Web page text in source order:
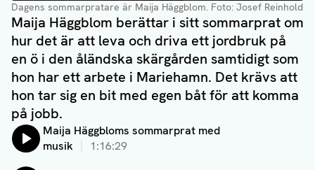
Dagens sommarpratare är Maija Häggblom. Foto: Josef Reinhold
Maija Häggblom berättar i sitt sommarprat om
hur det är att leva och driva ett jordbruk på
en ö i den åländska skärgården samtidigt som
hon har ett arbete i Mariehamn. Det krävs att
hon tar sig en bit med egen båt för att komma
på jobb.
Lyssna på:
Maija Häggbloms sommarprat med
musik
1:16:29